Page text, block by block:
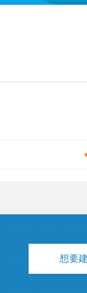
想要